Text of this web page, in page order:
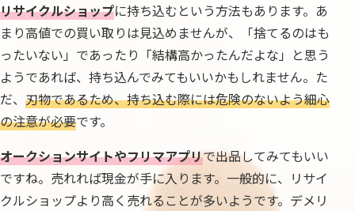
リサイクルショップに持ち込むという方法もあります。あ
まり高値での買い取りは見込めませんが、「捨てるのはも
ったいない」であったり「結構高かったんだよな」と思う
ようであれば、持ち込んでみてもいいかもしれません。た
だ、 刃物であるため、持ち込む際には危険のないよう細心
の注意が必要です。
オークションサイトやフリマアプリで出品してみてもいい
ですね。売れれば現金が手に入ります。一般的に、リサイ
クルショップより高く売れることが多いようです。デメリ